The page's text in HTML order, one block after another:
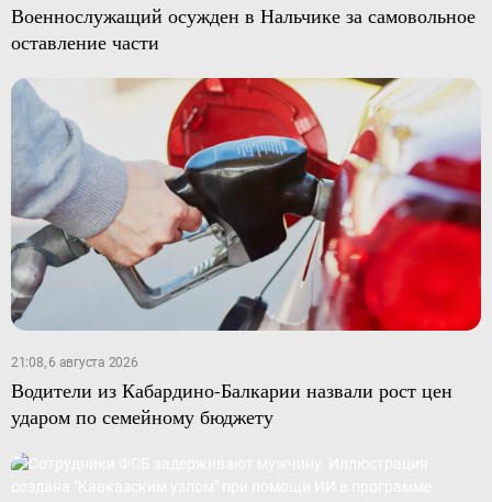
Военнослужащий осужден в Нальчике за самовольное
оставление части
21:08, 6 августа 2026
Водители из Кабардино-Балкарии назвали рост цен
ударом по семейному бюджету